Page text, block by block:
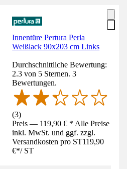
Innentüre Pertura Perla
Weißlack 90x203 cm Links
Durchschnittliche Bewertung:
2.3 von 5 Sternen. 3
Bewertungen.
(3)
Preis — 119,90 € * Alle Preise
inkl. MwSt. und ggf. zzgl.
Versandkosten pro ST119,90
€*/ ST